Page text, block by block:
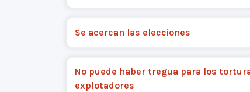
Se acercan las elecciones
No puede haber tregua para los
explotadores